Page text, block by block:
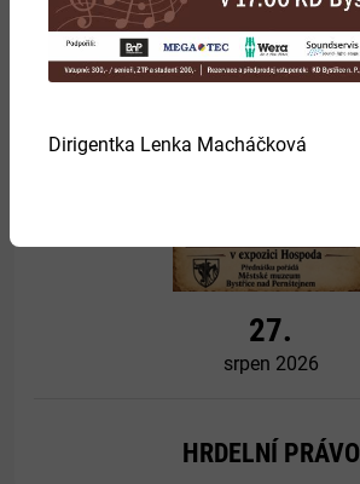
27.
srpen 2026
HRDELNÍ PRÁVO
Více
Dirigentka Lenka Macháčková